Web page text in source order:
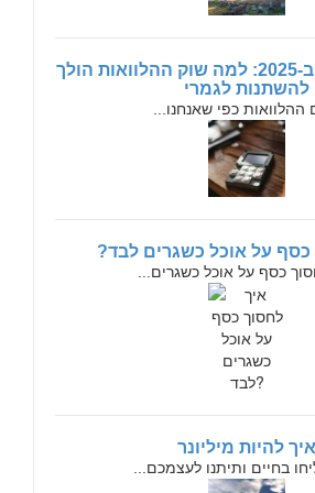
הלוואות חכמות ב-2025: למה שוק ההלוואות הולך
להשתנות לגמרי
ההלוואות כפי שאנחנו...
כסף על אוכל כשגרים לבד?
כסף על אוכל כשגרים...
איך להיות מיליונר
בחיים ותיתנו לעצמכם...